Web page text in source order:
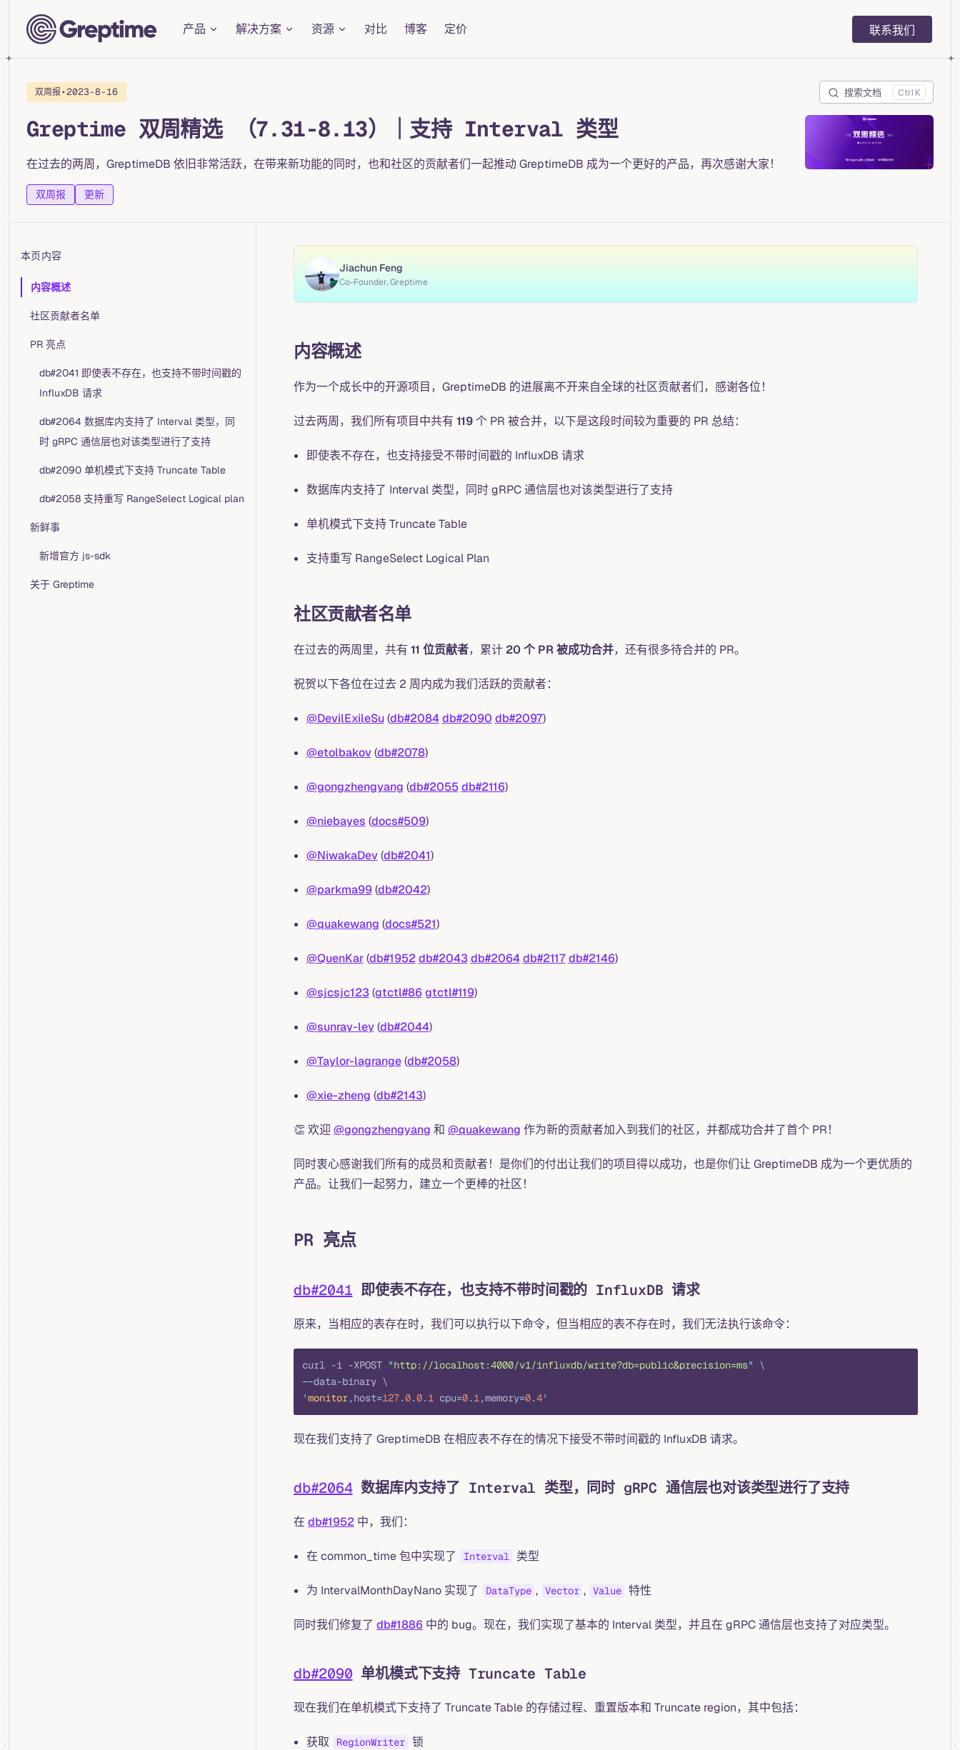
Skip to content
产品
解决方案 资源 对比 博客 定价 Main Navigation
联系我们
双周报•2023-8-16 搜索文档 K
Greptime 双周精选 （7.31-8.13）｜支持 Interval 类型
在过去的两周，GreptimeDB 依旧非常活跃，在带来新功能的同时，也和社区的贡献者们一起推动 GreptimeDB 成为一个更好的产品，再次感谢大家！
双周报 更新
本页内容
Table of Contents for current page
内容概述
社区贡献者名单
PR 亮点
db#2041 即使表不存在，也支持不带时间戳的
InfluxDB 请求
db#2064 数据库内支持了 Interval 类型，同
时 gRPC 通信层也对该类型进行了支持
db#2090 单机模式下支持 Truncate Table
db#2058 支持重写 RangeSelect Logical plan
新鲜事
新增官方 js-sdk
关于 Greptime
Jiachun Feng
Co-Founder, Greptime
内容概述
作为一个成长中的开源项目，GreptimeDB 的进展离不开来自全球的社区贡献者们，感谢各位！
过去两周，我们所有项目中共有 119个 PR 被合并，以下是这段时间较为重要的 PR 总结：
即使表不存在，也支持接受不带时间戳的 InfluxDB 请求
数据库内支持了 Interval 类型，同时 gRPC 通信层也对该类型进行了支持
单机模式下支持 Truncate Table
支持重写 RangeSelect Logical Plan
社区贡献者名单
在过去的两周里，共有 11 位贡献者，累计 20 个 PR 被成功合并，还有很多待合并的 PR。
祝贺以下各位在过去 2 周内成为我们活跃的贡献者：
@DevilExileSu(db#2084 db#2090 db#2097)
@etolbakov(db#2078)
@gongzhengyang (db#2055 db#2116)
@niebayes (docs#509)
@NiwakaDev(db#2041)
@parkma99(db#2042)
@quakewang (docs#521)
@QuenKar(db#1952 db#2043 db#2064 db#2117 db#2146)
@sjcsjc123(gtctl#86 gtctl#119)
@sunray-ley(db#2044)
@Taylor-lagrange(db#2058)
@xie-zheng (db#2143)
👏 欢迎 @gongzhengyang 和 @quakewang 作为新的贡献者加入到我们的社区，并都成功合并了首个 PR！
同时衷心感谢我们所有的成员和贡献者！是你们的付出让我们的项目得以成功，也是你们让 GreptimeDB 成为一个更优质的
产品。让我们一起努力，建立一个更棒的社区！
PR 亮点
db#2041 即使表不存在，也支持不带时间戳的 InfluxDB 请求
原来，当相应的表存在时，我们可以执行以下命令，但当相应的表不存在时，我们无法执行该命令：
curl -i -XPOST "http://localhost:4000/v1/influxdb/write?db=public&precision=ms"
\
--data-binary \
'monitor, host=127.0.0.1 cpu=0.1,memory=0.4'
现在我们支持了 GreptimeDB 在相应表不存在的情况下接受不带时间戳的 InfluxDB 请求。
db#2064数据库内支持了 Interval 类型，同时 gRPC 通信层也对该类型进行了支持
在 db#1952 中，我们：
在 common_time 包中实现了 Interval 类型
为 IntervalMonthDayNano 实现了 DataType , Vector , Value 特性
同时我们修复了 db#1886 中的 bug。现在，我们实现了基本的 Interval 类型，并且在 gRPC 通信层也支持了对应类型。
db#2090 单机模式下支持 Truncate Table
现在我们在单机模式下支持了 Truncate Table 的存储过程、重置版本和 Truncate region，其中包括：
获取 RegionWriter 锁